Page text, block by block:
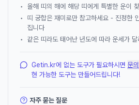
•
올해 띠의 해에 해당 띠에게 특별한 운이
•
띠 궁합은 재미로만 참고하세요 - 진정한
집니다
•
같은 띠라도 태어난 년도에 따라 운세가
Getin.kr에 없는 도구가 필요하시면 문
현 가능한 도구는 만들어드립니다!
자주 묻는 질문